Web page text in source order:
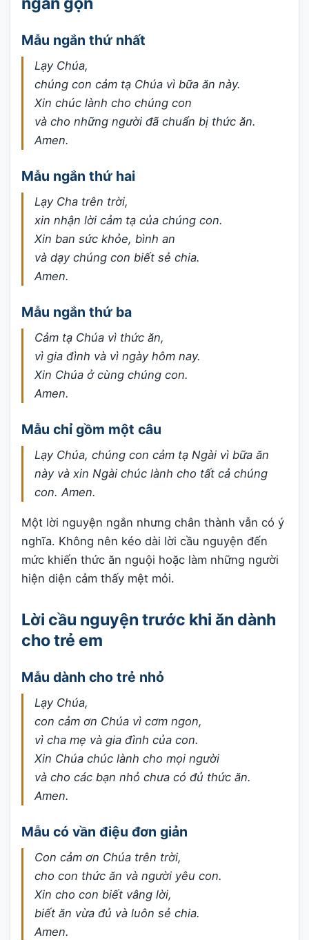
Mẫu ngắn thứ nhất
Lạy Chúa,
chúng con cảm tạ Chúa vì bữa ăn này.
Xin chúc lành cho chúng con
và cho những người đã chuẩn bị thức ăn.
Amen.
Mẫu ngắn thứ hai
Lạy Cha trên trời,
xin nhận lời cảm tạ của chúng con.
Xin ban sức khỏe, bình an
và dạy chúng con biết sẻ chia.
Amen.
Mẫu ngắn thứ ba
Cảm tạ Chúa vì thức ăn,
vì gia đình và vì ngày hôm nay.
Xin Chúa ở cùng chúng con.
Amen.
Mẫu chỉ gồm một câu
Lạy Chúa, chúng con cảm tạ Ngài vì bữa ăn
này và xin Ngài chúc lành cho tất cả chúng
con. Amen.
Một lời nguyện ngắn nhưng chân thành vẫn có ý
nghĩa. Không nên kéo dài lời cầu nguyện đến
mức khiến thức ăn nguội hoặc làm những người
hiện diện cảm thấy mệt mỏi.
Lời cầu nguyện trước khi ăn dành
cho trẻ em
Mẫu dành cho trẻ nhỏ
Lạy Chúa,
con cảm ơn Chúa vì cơm ngon,
vì cha mẹ và gia đình của con.
Xin Chúa chúc lành cho mọi người
và cho các bạn nhỏ chưa có đủ thức ăn.
Amen.
Mẫu có vần điệu đơn giản
Con cảm ơn Chúa trên trời,
cho con thức ăn và người yêu con.
Xin cho con biết vâng lời,
biết ăn vừa đủ và luôn sẻ chia.
Amen.